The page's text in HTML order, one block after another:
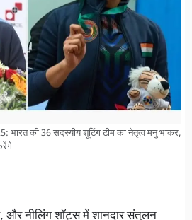
की 36 सदस्यीय शूटिंग टीम का नेतृत्व मनु भाकर,
और नीलिंग शॉट्स में शानदार संतुलन